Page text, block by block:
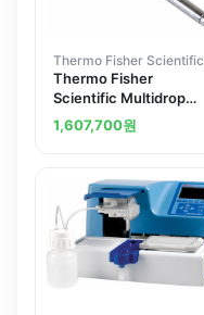
Thermo Fisher Scientific
Thermo Fisher
Scientific Multidrop
Combi nL Reagent
Dispensing valve
1,607,700원